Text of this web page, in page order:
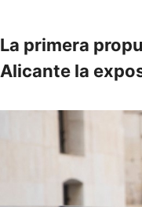
La primera
Alicante la